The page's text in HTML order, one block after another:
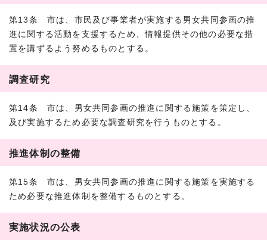
第13条 市は、市民及び事業者が実施する男女共同参画の推
進に関する活動を支援するため、情報提供その他の必要な措
置を講ずるよう努めるものとする。
調査研究
第14条 市は、男女共同参画の推進に関する施策を策定し、
及び実施するため必要な調査研究を行うものとする。
推進体制の整備
第15条 市は、男女共同参画の推進に関する施策を実施する
ため必要な推進体制を整備するものとする。
実施状況の公表